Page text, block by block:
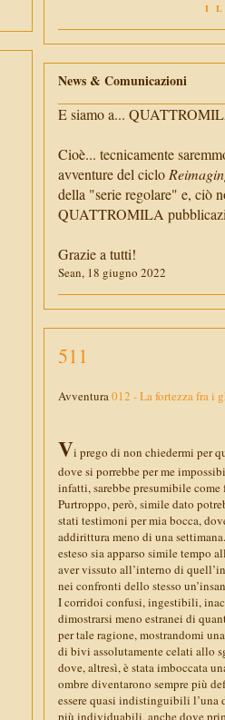
News & Comunicazioni
E siamo a...
Cioè... tecnicamente
avventure del ciclo
della "serie regolare" e, ciò
QUATTROMILA
Grazie a tutti!
Sean, 18 giugno 2022
511
Avventura012 - La fortezza fra i
Vi prego di non chiedermi per
dove si porrebbe per me
infatti, sarebbe presumibile
Purtroppo, però, simile dato
stati testimoni per mia bocca,
addirittura meno di una
esteso sia apparso simile tempo
aver vissuto all’interno di
nei confronti dello stesso
I corridoi confusi, ingestibili,
dimostrarsi meno estranei di
per tale ragione, mostrandomi
di bivi assolutamente celati allo
dove, altresì, è stata imboccata
ombre diventarono sempre più
essere quasi indistinguibili l’una
più individuabili, anche dove